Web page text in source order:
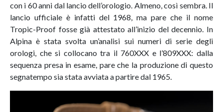
con i 60 anni dal lancio dell’orologio. Almeno, così sembra. Il
lancio ufficiale è infatti del 1968, ma pare che il nome
Tropic-Proof fosse già attestato all’inizio del decennio. In
Alpina è stata svolta un’analisi sui numeri di serie degli
orologi, che si collocano tra il 760XXX e l’809XXX: dalla
sequenza presa in esame, pare che la produzione di questo
segnatempo sia stata avviata a partire dal 1965.